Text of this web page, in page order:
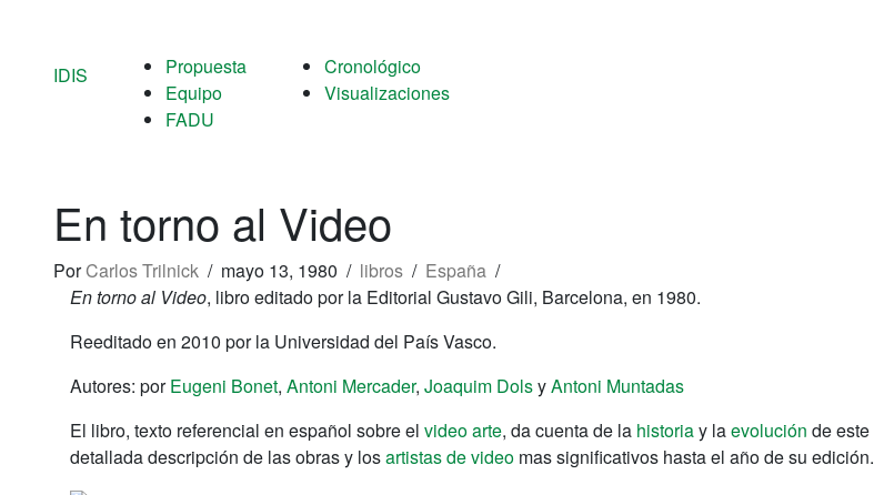
IDIS
Propuesta
Equipo
FADU
Cronológico
Visualizaciones
En torno al Video
PorCarlos Trilnick / mayo 13, 1980 / libros / España /
En torno al Video, libro editado por la Editorial Gustavo Gili, Barcelona, en 1980.
Reeditado en 2010 por la Universidad del País Vasco.
Autores: porEugeni Bonet, Antoni Mercader, Joaquim DolsyAntoni Muntadas
El libro, texto referencial en español sobre el video arte, da cuenta de la historiay laevolución de este
detallada descripción de las obras y losartistas de video mas significativos hasta el año de su edición.